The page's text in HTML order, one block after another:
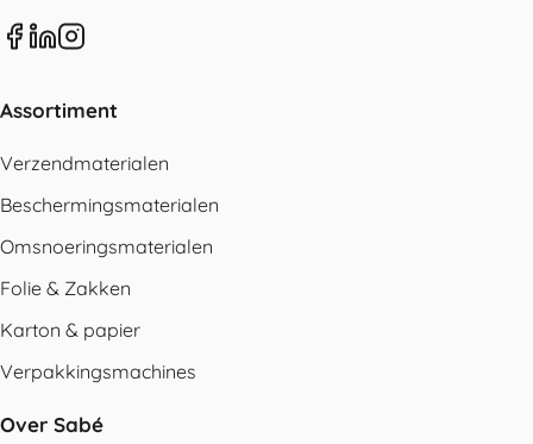
Assortiment
Verzendmaterialen
Beschermingsmaterialen
Omsnoeringsmaterialen
Folie & Zakken
Karton & papier
Verpakkingsmachines
Over Sabé